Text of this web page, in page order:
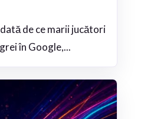
de ce marii jucători
în Google,...